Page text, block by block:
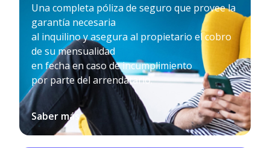
Una completa póliza de seguro que provee la
garantía necesaria
al inquilino y asegura al propietario el cobro
de su mensualidad
en fecha en caso de incumplimiento
por parte del arrendatario.
Saber más